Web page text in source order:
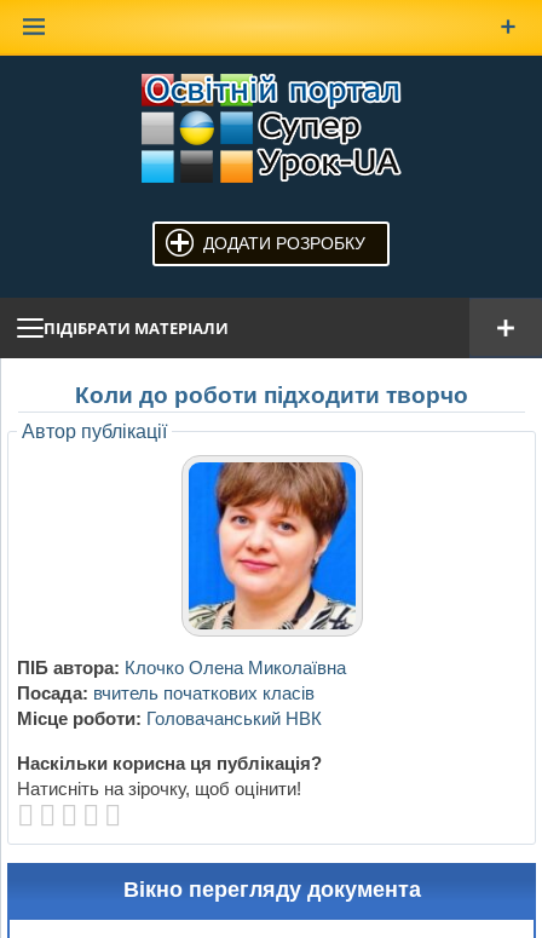
ДОДАТИ РОЗРОБКУ
ПІДІБРАТИ МАТЕРІАЛИ
Коли до роботи підходити творчо
Автор публікації
ПІБ автора: Клочко Олена Миколаївна
Посада: вчитель початкових класів
Місце роботи: Головачанський НВК
Наскільки корисна ця публікація?
Натисніть на зірочку, щоб оцінити!
Вікно перегляду документа